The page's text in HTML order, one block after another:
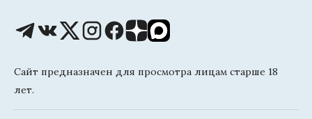
Сайт предназначен для просмотра лицам старше 18
лет.